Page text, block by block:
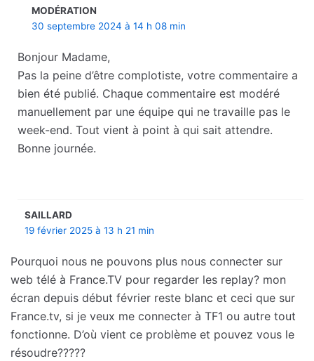
MODÉRATION
30 septembre 2024 à 14 h 08 min
Bonjour Madame,
Pas la peine d’être complotiste, votre commentaire a
bien été publié. Chaque commentaire est modéré
manuellement par une équipe qui ne travaille pas le
week-end. Tout vient à point à qui sait attendre.
Bonne journée.
SAILLARD
19 février 2025 à 13 h 21 min
Pourquoi nous ne pouvons plus nous connecter sur
web télé à France.TV pour regarder les replay? mon
écran depuis début février reste blanc et ceci que sur
France.tv, si je veux me connecter à TF1 ou autre tout
fonctionne. D’où vient ce problème et pouvez vous le
résoudre?????